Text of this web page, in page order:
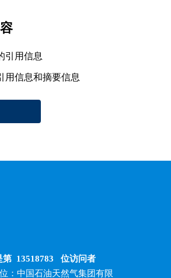
引用信息
用信息和摘要信息
第 13518783 位访问者
：中国石油天然气集团有限